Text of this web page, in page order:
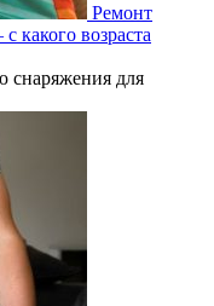
Ремонт
какого возраста
снаряжения для